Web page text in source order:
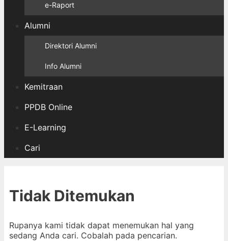
e-Raport
Alumni
Direktori Alumni
Info Alumni
Kemitraan
PPDB Online
E-Learning
Cari
Tidak Ditemukan
Rupanya kami tidak dapat menemukan hal yang
sedang Anda cari. Cobalah pada pencarian.